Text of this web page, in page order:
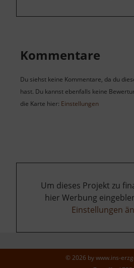
Kommentare
Du siehst keine Kommentare, da du
hast. Du kannst ebenfalls keine
die Karte hier: Einstellungen
Um dieses Projekt zu
hier Werbung
Einstellungen
© 2026 bywww.ins-